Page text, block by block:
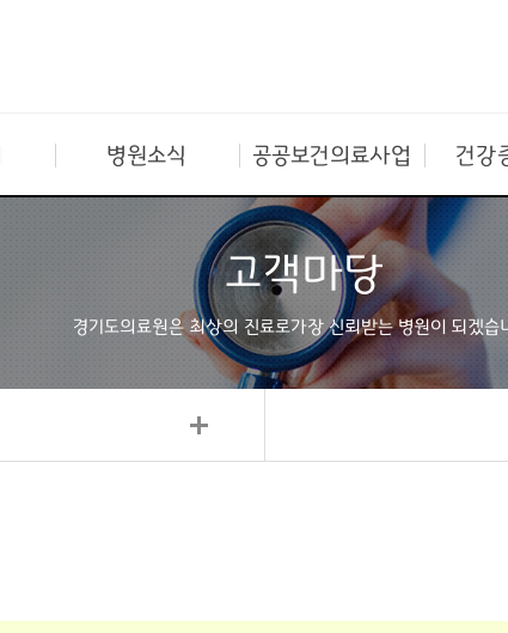
병원소식 공공보건의료사업 건강
고객마당
경기도의료원은 최상의 진료로가장 신뢰받는 병원이 되겠습